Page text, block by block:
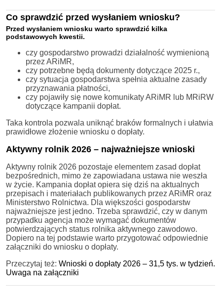
Co sprawdzić przed wysłaniem wniosku?
Przed wysłaniem wniosku warto sprawdzić kilka
podstawowych kwestii.
czy gospodarstwo prowadzi działalność wymienioną
przez ARiMR,
czy potrzebne będą dokumenty dotyczące 2025 r.,
czy sytuacja gospodarstwa spełnia aktualne zasady
przyznawania płatności,
czy pojawiły się nowe komunikaty ARiMR lub MRiRW
dotyczące kampanii dopłat.
Taka kontrola pozwala uniknąć braków formalnych i ułatwia
prawidłowe złożenie wniosku o dopłaty.
Aktywny rolnik 2026 – najważniejsze wnioski
Aktywny rolnik 2026 pozostaje elementem zasad dopłat
bezpośrednich, mimo że zapowiadana ustawa nie weszła
w życie. Kampania dopłat opiera się dziś na aktualnych
przepisach i materiałach publikowanych przez ARiMR oraz
Ministerstwo Rolnictwa. Dla większości gospodarstw
najważniejsze jest jedno. Trzeba sprawdzić, czy w danym
przypadku agencja może wymagać dokumentów
potwierdzających status rolnika aktywnego zawodowo.
Dopiero na tej podstawie warto przygotować odpowiednie
załączniki do wniosku o dopłaty.
Przeczytaj też: Wnioski o dopłaty 2026 – 31,5 tys. w tydzień.
Uwaga na załączniki